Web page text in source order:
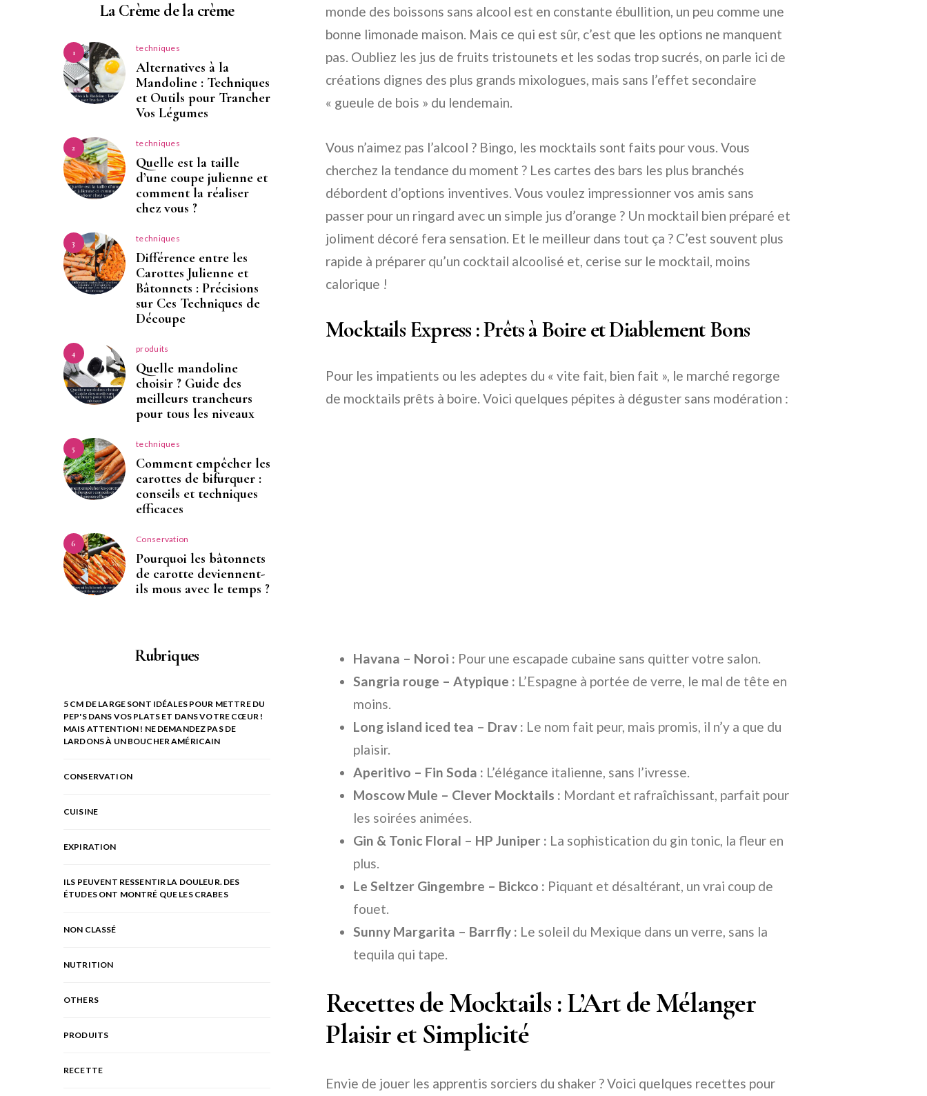
monde des boissons sans alcool est en constante ébullition, un peu comme une
bonne limonade maison. Mais ce qui est sûr, c’est que les options ne manquent
pas. Oubliez les jus de fruits tristounets et les sodas trop sucrés, on parle ici de
créations dignes des plus grands mixologues, mais sans l’effet secondaire
« gueule de bois » du lendemain.
Vous n’aimez pas l’alcool ? Bingo, les mocktails sont faits pour vous. Vous
cherchez la tendance du moment ? Les cartes des bars les plus branchés
débordent d’options inventives. Vous voulez impressionner vos amis sans
passer pour un ringard avec un simple jus d’orange ? Un mocktail bien préparé et
joliment décoré fera sensation. Et le meilleur dans tout ça ? C’est souvent plus
rapide à préparer qu’un cocktail alcoolisé et, cerise sur le mocktail, moins
calorique !
Mocktails Express : Prêts à Boire et Diablement Bons
Pour les impatients ou les adeptes du « vite fait, bien fait », le marché regorge
de mocktails prêts à boire. Voici quelques pépites à déguster sans modération :
Havana – Noroi : Pour une escapade cubaine sans quitter votre salon.
Sangria rouge – Atypique : L’Espagne à portée de verre, le mal de tête en
moins.
Long island iced tea – Drav : Le nom fait peur, mais promis, il n’y a que du
plaisir.
Aperitivo – Fin Soda : L’élégance italienne, sans l’ivresse.
Moscow Mule – Clever Mocktails : Mordant et rafraîchissant, parfait pour
les soirées animées.
Gin & Tonic Floral – HP Juniper : La sophistication du gin tonic, la fleur en
plus.
Le Seltzer Gingembre – Bickco : Piquant et désaltérant, un vrai coup de
fouet.
Sunny Margarita – Barrfly : Le soleil du Mexique dans un verre, sans la
tequila qui tape.
Recettes de Mocktails : L’Art de Mélanger
Plaisir et Simplicité
Envie de jouer les apprentis sorciers du shaker ? Voici quelques recettes pour
La Crème de la crème
1 techniques
Alternatives à la
Mandoline : Techniques
et Outils pour Trancher
Vos Légumes
2 techniques
Quelle est la taille
d’une coupe julienne et
comment la réaliser
chez vous ?
3 techniques
Différence entre les
Carottes Julienne et
Bâtonnets : Précisions
sur Ces Techniques de
Découpe
4 produits
Quelle mandoline
choisir ? Guide des
meilleurs trancheurs
pour tous les niveaux
5 techniques
Comment empêcher les
carottes de bifurquer :
conseils et techniques
efficaces
6 Conservation
Pourquoi les bâtonnets
de carotte deviennent-
ils mous avec le temps ?
Rubriques
5 CM DE LARGE SONT IDÉALES POUR METTRE DU
PEP'S DANS VOS PLATS ET DANS VOTRE CŒUR !
MAIS ATTENTION ! NE DEMANDEZ PAS DE
LARDONS À UN BOUCHER AMÉRICAIN
CONSERVATION
CUISINE
EXPIRATION
ILS PEUVENT RESSENTIR LA DOULEUR. DES
ÉTUDES ONT MONTRÉ QUE LES CRABES
NON CLASSÉ
NUTRITION
OTHERS
PRODUITS
RECETTE